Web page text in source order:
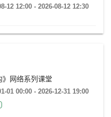
12 12:00 - 2026-08-12 12:30
》网络系列课堂
01 00:00 - 2026-12-31 19:00